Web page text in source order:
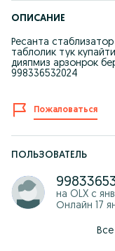
ОПИСАНИЕ
Ресанта
таблолик тук
дияпмиз арзонрок
998336532024
Пожаловаться
ПОЛЬЗОВАТЕЛЬ
на OLX с
Онлайн 17
Все